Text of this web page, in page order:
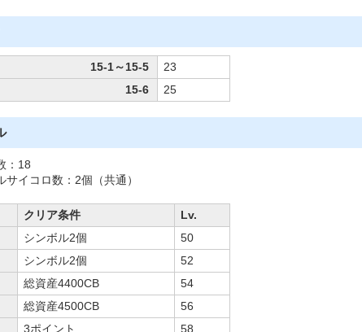
15-1～15-5
23
15-6
25
：18
イコロ数：2個（共通）
クリア条件
Lv.
シンボル2個
50
シンボル2個
52
総資産4400CB
54
総資産4500CB
56
3ポイント
58